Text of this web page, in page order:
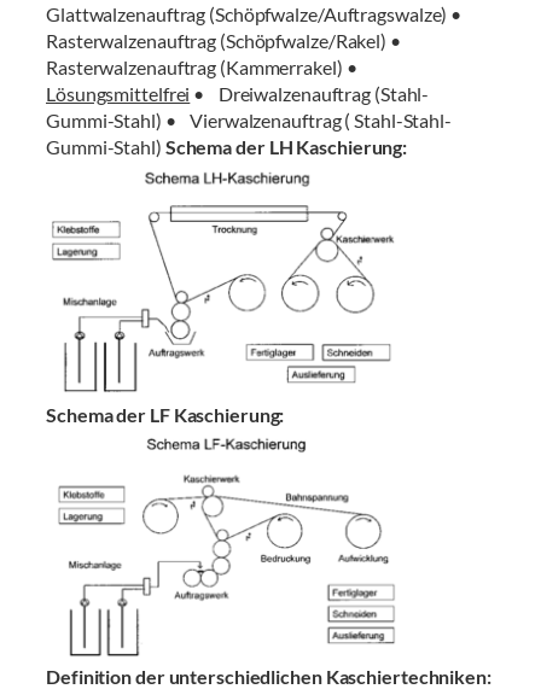
Glattwalzenauftrag (Schöpfwalze/Auftragswalze) •
Rasterwalzenauftrag (Schöpfwalze/Rakel) •
Rasterwalzenauftrag (Kammerrakel) •
Lösungsmittelfrei • Dreiwalzenauftrag (Stahl-
Gummi-Stahl) • Vierwalzenauftrag ( Stahl-Stahl-
Gummi-Stahl) Schema der LH Kaschierung:
Schema der LF Kaschierung:
Definition der unterschiedlichen Kaschiertechniken: